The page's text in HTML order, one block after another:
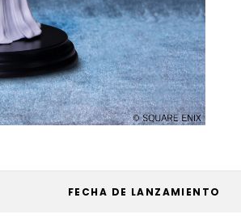
FECHA DE LANZAMIENTO